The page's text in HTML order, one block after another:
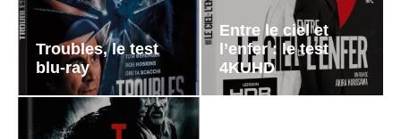
Troubles, le test
blu-ray
Entre le ciel et
l’enfer : le test
4KUHD